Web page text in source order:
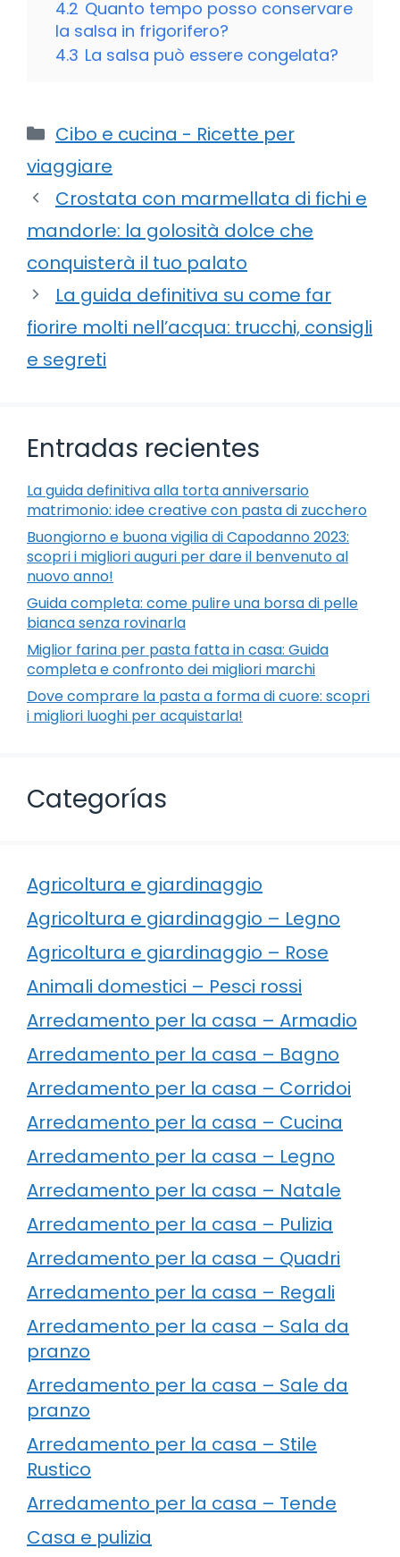
4.2 Quanto tempo posso conservare
la salsa in frigorifero?
4.3 La salsa può essere congelata?
Categorie
Cibo e cucina - Ricette per
viaggiare
Crostata con marmellata di fichi e
mandorle: la golosità dolce che
conquisterà il tuo palato
La guida definitiva su come far
fiorire molti nell’acqua: trucchi, consigli
e segreti
Entradas recientes
La guida definitiva alla torta anniversario
matrimonio: idee creative con pasta di zucchero
Buongiorno e buona vigilia di Capodanno 2023:
scopri i migliori auguri per dare il benvenuto al
nuovo anno!
Guida completa: come pulire una borsa di pelle
bianca senza rovinarla
Miglior farina per pasta fatta in casa: Guida
completa e confronto dei migliori marchi
Dove comprare la pasta a forma di cuore: scopri
i migliori luoghi per acquistarla!
Categorías
Agricoltura e giardinaggio
Agricoltura e giardinaggio – Legno
Agricoltura e giardinaggio – Rose
Animali domestici – Pesci rossi
Arredamento per la casa – Armadio
Arredamento per la casa – Bagno
Arredamento per la casa – Corridoi
Arredamento per la casa – Cucina
Arredamento per la casa – Legno
Arredamento per la casa – Natale
Arredamento per la casa – Pulizia
Arredamento per la casa – Quadri
Arredamento per la casa – Regali
Arredamento per la casa – Sala da
pranzo
Arredamento per la casa – Sale da
pranzo
Arredamento per la casa – Stile
Rustico
Arredamento per la casa – Tende
Casa e pulizia